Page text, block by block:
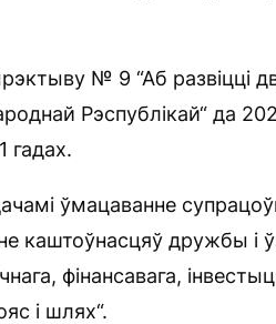
№ 9 “Аб развіцці
Рэспублікай“ да
гадах.
ўмацаванне
каштоўнасцяў дружбы і
фінансавага,
і шлях“.